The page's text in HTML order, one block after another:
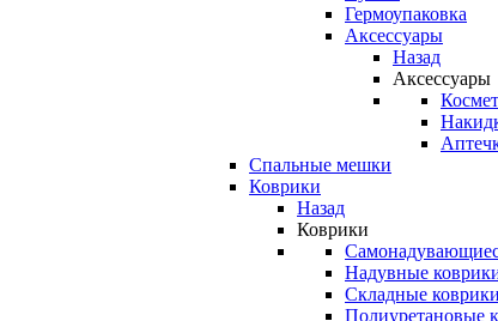
Гермоупаковка
Аксессуары
Назад
Аксессуары
Спальные мешки
Коврики
Назад
Коврики
Надувные
Складные коврики
Полиуретановые